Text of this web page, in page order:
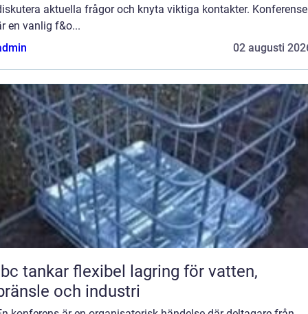
aktuella frågor och knyta viktiga kontakter.
en vanlig f&o...
02 augusti
flexibel lagring för vatten,
och industri